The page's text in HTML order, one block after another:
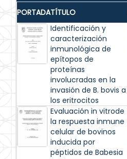
PORTADATÍTULO
Identificación y
caracterización
inmunológica de
epítopos de
proteínas
involucradas en la
invasión de B. bovis a
los eritrocitos
Evaluación in vitrode
la respuesta inmune
celular de bovinos
inducida por
péptidos de Babesia